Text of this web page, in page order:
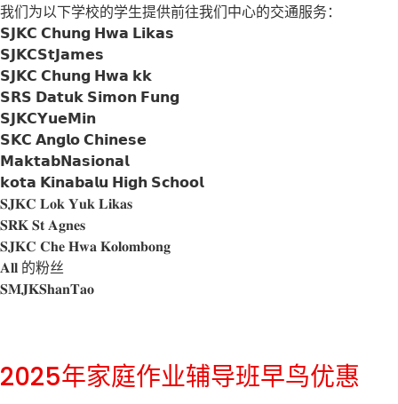
我们为以下学校的学生提供前往我们中心的交通服务：
𝗦𝗝𝗞𝗖 𝗖𝗵𝘂𝗻𝗴 𝗛𝘄𝗮 𝗟𝗶𝗸𝗮𝘀
𝗦𝗝𝗞𝗖𝗦𝘁𝗝𝗮𝗺𝗲𝘀
𝗦𝗝𝗞𝗖 𝗖𝗵𝘂𝗻𝗴 𝗛𝘄𝗮 𝗸𝗸
𝗦𝗥𝗦 𝗗𝗮𝘁𝘂𝗸 𝗦𝗶𝗺𝗼𝗻 𝗙𝘂𝗻𝗴
𝗦𝗝𝗞𝗖𝗬𝘂𝗲𝗠𝗶𝗻
𝗦𝗞𝗖 𝗔𝗻𝗴𝗹𝗼 𝗖𝗵𝗶𝗻𝗲𝘀𝗲
𝗠𝗮𝗸𝘁𝗮𝗯𝗡𝗮𝘀𝗶𝗼𝗻𝗮𝗹
𝗸𝗼𝘁𝗮 𝗞𝗶𝗻𝗮𝗯𝗮𝗹𝘂 𝗛𝗶𝗴𝗵 𝗦𝗰𝗵𝗼𝗼𝗹
𝐒𝐉𝐊𝐂 𝐋𝐨𝐤 𝐘𝐮𝐤 𝐋𝐢𝐤𝐚𝐬
𝐒𝐑𝐊 𝐒𝐭 𝐀𝐠𝐧𝐞𝐬
𝐒𝐉𝐊𝐂 𝐂𝐡𝐞 𝐇𝐰𝐚 𝐊𝐨𝐥𝐨𝐦𝐛𝐨𝐧𝐠
𝐀𝐥𝐥 的粉丝
𝐒𝐌𝐉𝐊𝐒𝐡𝐚𝐧𝐓𝐚𝐨
2025年家庭作业辅导班早鸟优惠